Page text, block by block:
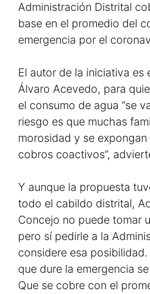
Administración Distrital
base en el promedio del
emergencia por el
El autor de la iniciativa es
Álvaro Acevedo, para
el consumo de agua “se
riesgo es que muchas
morosidad y se expongan
cobros coactivos”,
Y aunque la propuesta
todo el cabildo distrital,
Concejo no puede tomar
pero sí pedirle a la
considere esa
que dure la emergencia
Que se cobre con el